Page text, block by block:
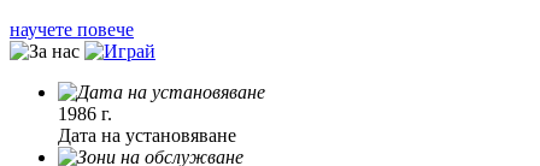
научете повече
1986 г.
Дата на установяване